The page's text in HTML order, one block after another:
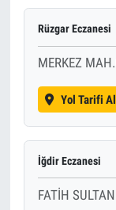
Rüzgar Eczanesi
MERKEZ
Yol Tarifi Al
İğdir Eczanesi
FATİH